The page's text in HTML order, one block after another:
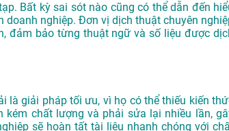
Bất kỳ sai sót nào cũng có thể dẫn đến
doanh nghiệp. Đơn vị dịch thuật chuyên
đảm bảo từng thuật ngữ và số liệu được
là giải pháp tối ưu, vì họ có thể thiếu kiến
kém chất lượng và phải sửa lại nhiều lần,
sẽ hoàn tất tài liệu nhanh chóng với